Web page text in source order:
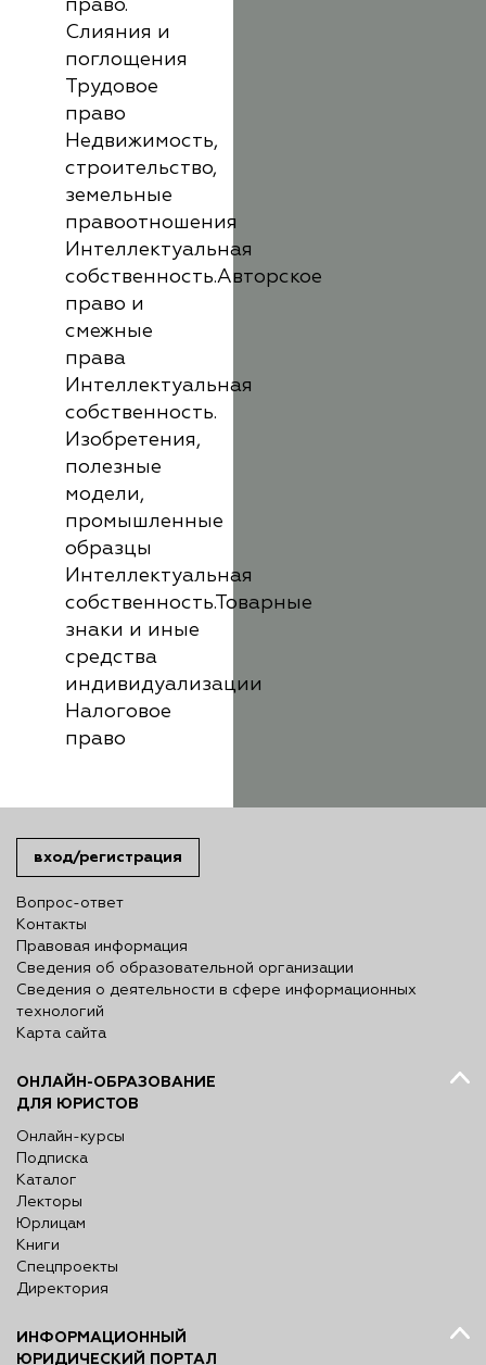
право.
Слияния и
поглощения
Трудовое
право
Недвижимость,
строительство,
земельные
правоотношения
Интеллектуальная
собственность.Авторское
право и
смежные
права
Интеллектуальная
собственность.
Изобретения,
полезные
модели,
промышленные
образцы
Интеллектуальная
собственность.Товарные
знаки и иные
средства
индивидуализации
Налоговое
право
вход/регистрация
Вопрос-ответ
Контакты
Правовая информация
Сведения об образовательной организации
Сведения о деятельности в сфере информационных
технологий
Карта сайта
ОНЛАЙН-ОБРАЗОВАНИЕ
ДЛЯ ЮРИСТОВ
Онлайн-курсы
Подписка
Каталог
Лекторы
Юрлицам
Книги
Спецпроекты
Директория
ИНФОРМАЦИОННЫЙ
ЮРИДИЧЕСКИЙ ПОРТАЛ